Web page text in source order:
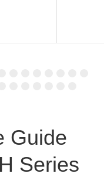
Guide
Series